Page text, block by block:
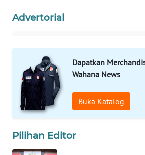
Advertorial
Dapatkan
Wahana News
Buka Katalog
Pilihan Editor
WAHANA
KONSUMEN
WAHANA
LISTRIK
TRAVEL